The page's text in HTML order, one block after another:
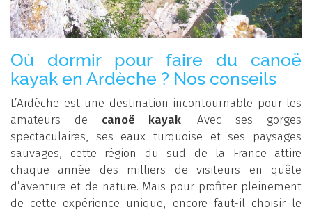
Où dormir pour faire du canoë
kayak en Ardèche ? Nos conseils
L’Ardèche est une destination incontournable pour les
amateurs de canoë kayak. Avec ses gorges
spectaculaires, ses eaux turquoise et ses paysages
sauvages, cette région du sud de la France attire
chaque année des milliers de visiteurs en quête
d’aventure et de nature. Mais pour profiter pleinement
de cette expérience unique, encore faut-il choisir le